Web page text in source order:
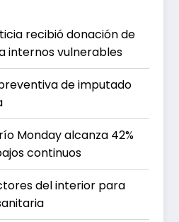
recibió donación de
internos vulnerables
de imputado
Monday alcanza 42%
continuos
del interior para